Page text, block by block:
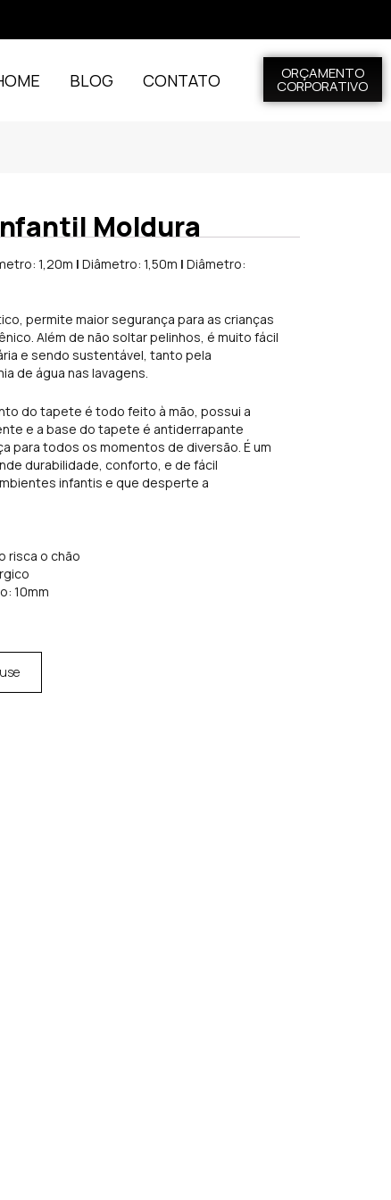
BLOG CONTATO ORÇAMENTO
CORPORATIVO
Moldura
1,20m | Diâmetro: 1,50m |Diâmetro:
permite maior segurança para as crianças
Além de não soltar pelinhos, é muito fácil
e sendo sustentável, tanto pela
de água nas lavagens.
do tapete é todo feito à mão, possui a
e a base do tapete é antiderrapante
para todos os momentos de diversão. É um
durabilidade, conforto, e de fácil
infantis e que desperte a
risca o chão
10mm